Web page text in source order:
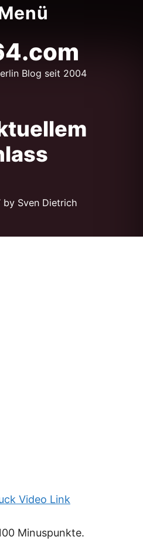
Blog seit 2004
by Sven Dietrich
Video Link
Minuspunkte.